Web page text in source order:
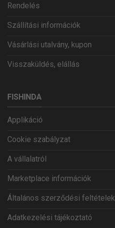
Rendelés
Szállítási információk
Vásárlási utalvány, kupon
Visszaküldés, elállás
FISHINDA
Applikáció
Cookie szabályzat
A vállalatról
Marketplace információk
Általános szerződési feltételek
Adatkezelési tájékoztató